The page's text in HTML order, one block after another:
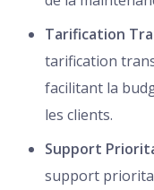
Tarification
tarification
facilitant la
les clients.
Support
support